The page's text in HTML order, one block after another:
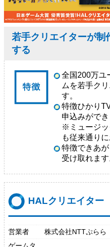
若手クリエイターが制
する
全国200万ユ
ムを若手ク
す。
特徴ひかり
申込みができ
※ミュージッ
も従来通り
特徴できあ
受け取れます
HALクリエイタ
営業者
株式会社NTTぷらら